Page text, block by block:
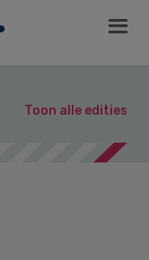
Toon alle edities